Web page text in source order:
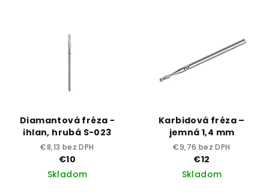
Diamantová fréza -
ihlan, hrubá S-023
€8,13 bez DPH
€10
Skladom
Karbidová fréza –
jemná 1,4 mm
€9,76 bez DPH
€12
Skladom